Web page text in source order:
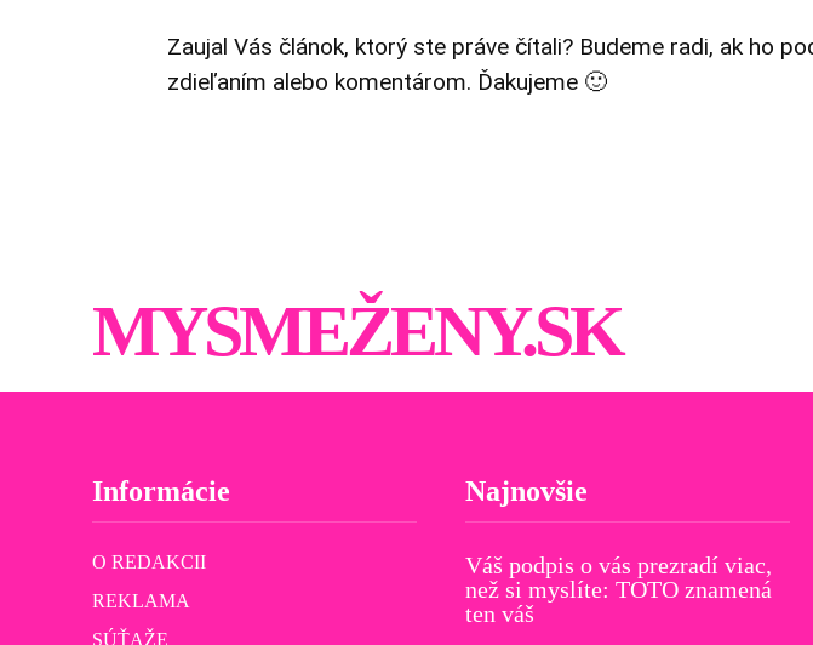
Zaujal Vás článok, ktorý ste práve čítali? Budeme radi, ak ho
zdieľaním alebo komentárom. Ďakujeme 🙂
MYSMEŽENY.SK
Informácie
O REDAKCII
REKLAMA
SÚŤAŽE
Najnovšie
Váš podpis o vás prezradí viac,
než si myslíte: TOTO znamená
ten váš